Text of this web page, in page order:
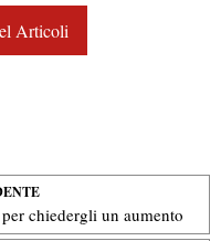
Articoli
chiedergli un aumento